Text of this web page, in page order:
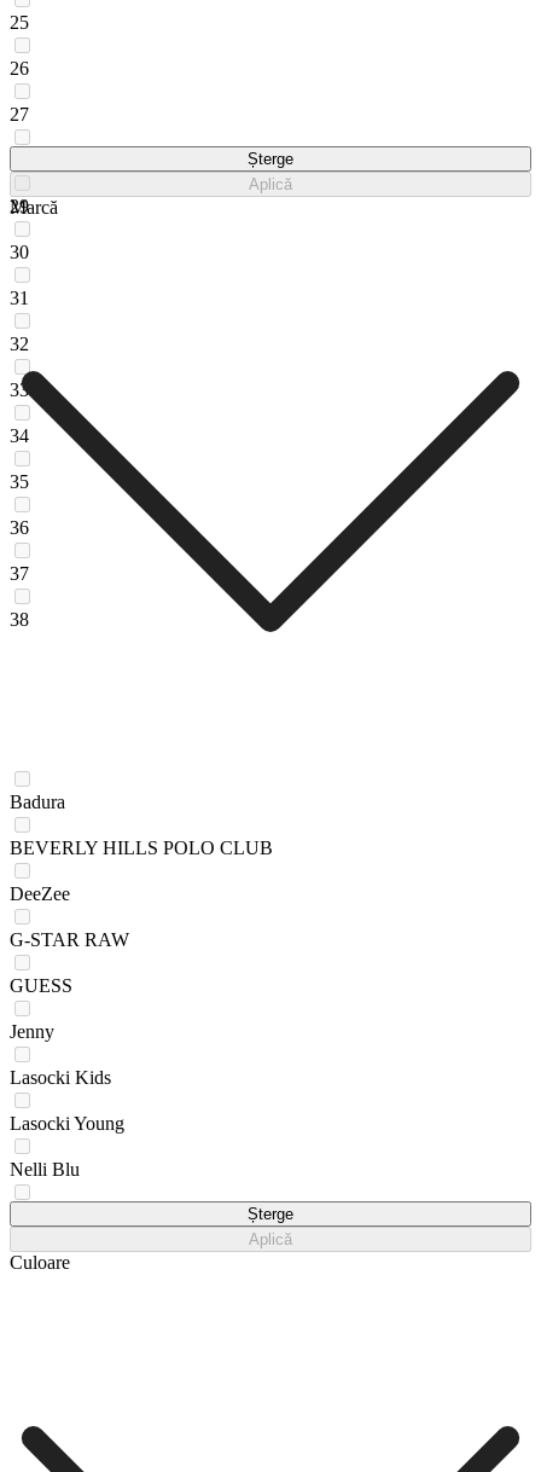
25
26
27
29
30
31
32
33
34
35
36
37
38
Șterge
Aplică
Marcă
Badura
BEVERLY HILLS POLO CLUB
DeeZee
G-STAR RAW
GUESS
Jenny
Lasocki Kids
Lasocki Young
Nelli Blu
Șterge
Aplică
Culoare